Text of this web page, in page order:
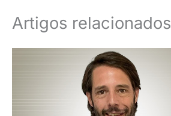
Artigos relacionados